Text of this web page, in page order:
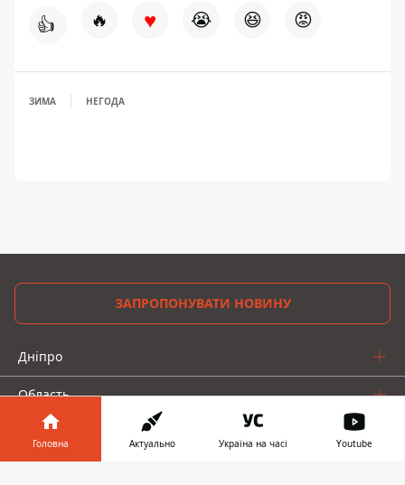
👍 🔥 ♥ 😭 😆 😡
ЗИМА НЕГОДА
ЗАПРОПОНУВАТИ НОВИНУ
Дніпро
Область
Україна
Головна Актуально Україна на часі Youtube